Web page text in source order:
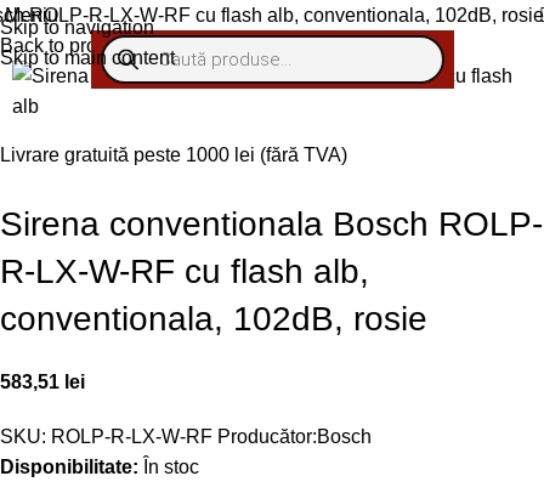
Skip to navigation
Skip to main content
Meniu
ROLP-R-LX-W-RF cu flash alb, conventionala, 102dB, rosie
Back to products
Livrare gratuită peste 1000 lei (fără TVA)
Sirena conventionala Bosch ROLP-
R-LX-W-RF cu flash alb,
conventionala, 102dB, rosie
583,51 lei
SKU: ROLP-R-LX-W-RF Producător:Bosch
Disponibilitate: În stoc